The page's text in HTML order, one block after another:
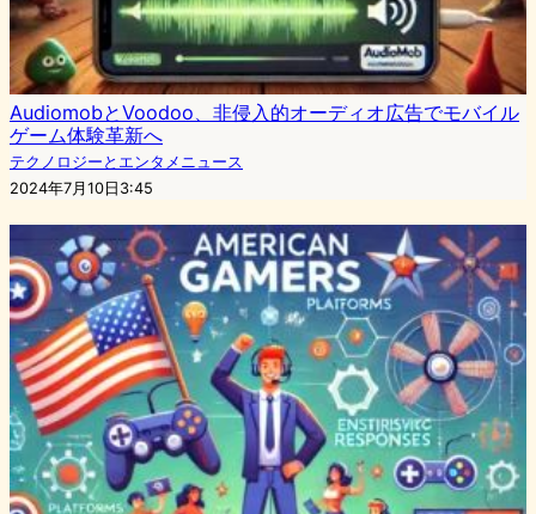
AudiomobとVoodoo、非侵入的オーディオ広告でモバイル
ゲーム体験革新へ
テクノロジーとエンタメニュース
2024年7月10日3:45